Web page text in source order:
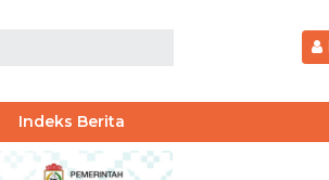
Indeks Berita